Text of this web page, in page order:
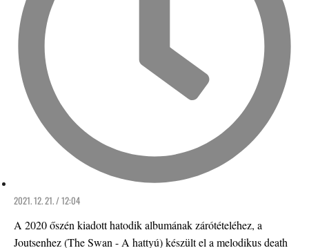
2021. 12. 21. / 12:04
A 2020 őszén kiadott hatodik albumának zárótételéhez, a
Joutsenhez (The Swan - A hattyú) készült el a melodikus death